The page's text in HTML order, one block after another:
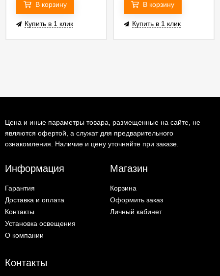
В корзину
Купить в 1 клик
В корзину
Купить в 1 клик
Цена и иные параметры товара, размещенные на сайте, не
являются офертой, а служат для предварительного
ознакомления. Наличие и цену уточняйте при заказе.
Информация
Гарантия
Доставка и оплата
Контакты
Установка освещения
О компании
Магазин
Корзина
Оформить заказ
Личный кабинет
Контакты